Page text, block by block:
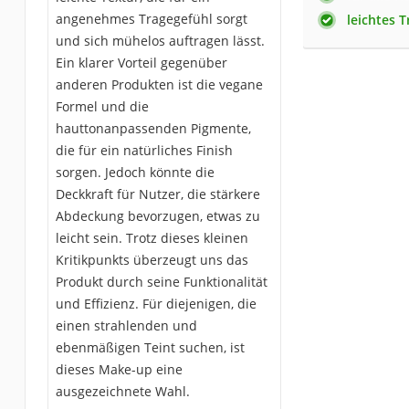
angenehmes Tragegefühl sorgt
und sich mühelos auftragen lässt.
Ein klarer Vorteil gegenüber
anderen Produkten ist die vegane
Formel und die
hauttonanpassenden Pigmente,
die für ein natürliches Finish
sorgen. Jedoch könnte die
Deckkraft für Nutzer, die stärkere
Abdeckung bevorzugen, etwas zu
leicht sein. Trotz dieses kleinen
Kritikpunkts überzeugt uns das
Produkt durch seine Funktionalität
und Effizienz. Für diejenigen, die
einen strahlenden und
ebenmäßigen Teint suchen, ist
dieses Make-up eine
ausgezeichnete Wahl.
leichtes